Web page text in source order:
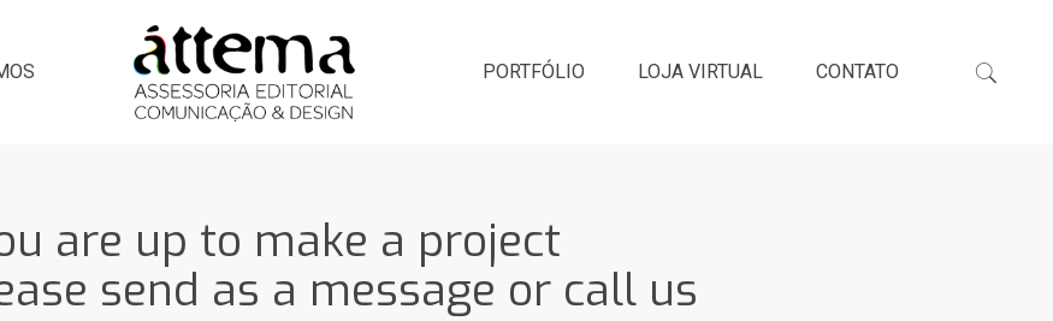
PORTFÓLIO LOJA VIRTUAL CONTATO
are up to make a project
send as a message or call us